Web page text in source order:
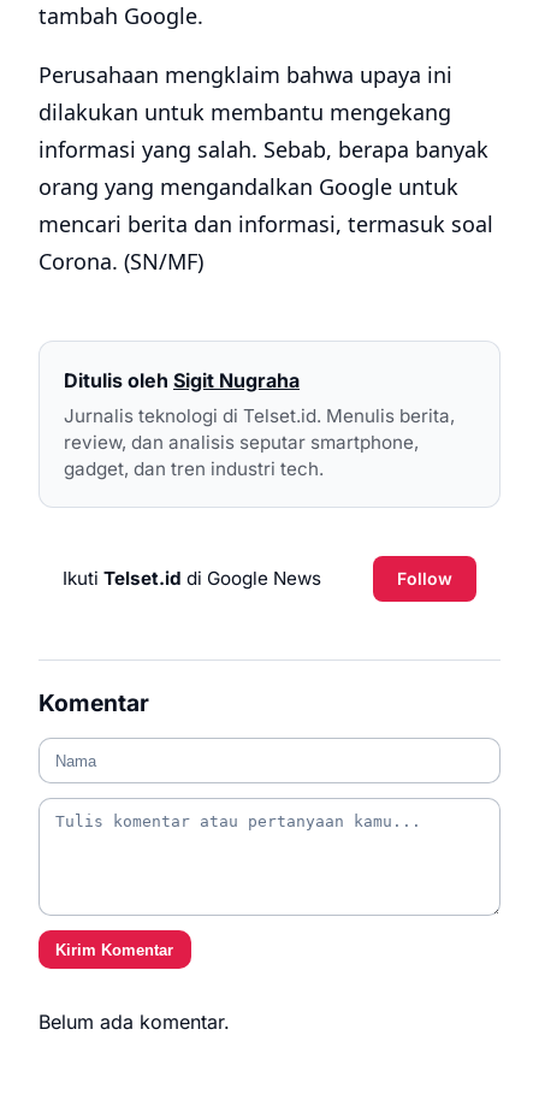
tambah Google.
Perusahaan mengklaim bahwa upaya ini
dilakukan untuk membantu mengekang
informasi yang salah. Sebab, berapa banyak
orang yang mengandalkan Google untuk
mencari berita dan informasi, termasuk soal
Corona. (SN/MF)
Ditulis oleh Sigit Nugraha
Jurnalis teknologi di Telset.id. Menulis berita,
review, dan analisis seputar smartphone,
gadget, dan tren industri tech.
Ikuti Telset.id di Google News Follow
Komentar
Kirim Komentar
Belum ada komentar.